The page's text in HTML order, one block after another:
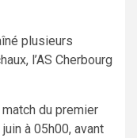
plusieurs
l’AS Cherbourg
du premier
à 05h00, avant